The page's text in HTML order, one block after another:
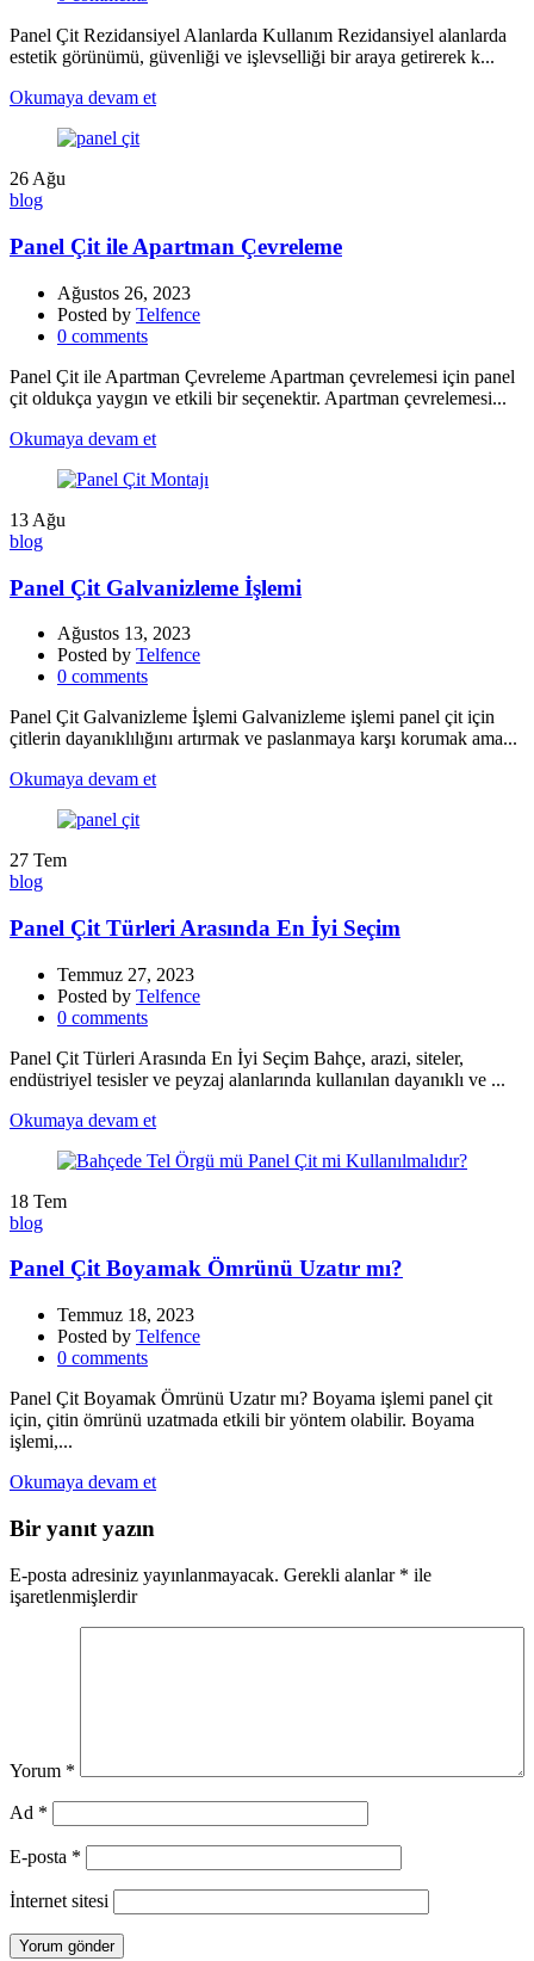
Panel Çit Rezidansiyel Alanlarda Kullanım Rezidansiyel alanlarda
estetik görünümü, güvenliği ve işlevselliği bir araya getirerek k...
Okumaya devam et
26Ağu
blog
Panel Çit ile Apartman Çevreleme
Ağustos 26, 2023
Posted by Telfence
0 comments
Panel Çit ile Apartman Çevreleme Apartman çevrelemesi için panel
çit oldukça yaygın ve etkili bir seçenektir. Apartman çevrelemesi...
Okumaya devam et
13 Ağu
blog
Panel Çit Galvanizleme İşlemi
Ağustos 13, 2023
Posted by Telfence
0 comments
Panel Çit Galvanizleme İşlemi Galvanizleme işlemi panel çit için
çitlerin dayanıklılığını artırmak ve paslanmaya karşı korumak ama...
Okumaya devam et
27 Tem
blog
Panel Çit Türleri Arasında En İyi Seçim
Temmuz 27, 2023
Posted by Telfence
0 comments
Panel Çit Türleri Arasında En İyi Seçim Bahçe, arazi, siteler,
endüstriyel tesisler ve peyzaj alanlarında kullanılan dayanıklı ve ...
Okumaya devam et
18 Tem
blog
Panel Çit Boyamak Ömrünü Uzatır mı?
Temmuz 18, 2023
Posted by Telfence
0 comments
Panel Çit Boyamak Ömrünü Uzatır mı? Boyama işlemi panel çit
için, çitin ömrünü uzatmada etkili bir yöntem olabilir. Boyama
işlemi,...
Okumaya devam et
Bir yanıt yazın
E-posta adresiniz yayınlanmayacak. Gerekli alanlar * ile
işaretlenmişlerdir
Yorum *
Ad *
E-posta *
İnternet sitesi